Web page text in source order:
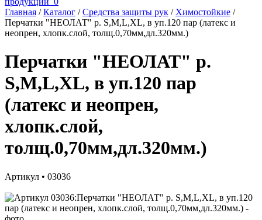
Главная / Каталог / Средства защиты рук / Химостойкие /
Перчатки "НЕОЛАТ" р. S,M,L,XL, в уп.120 пар (латекс и
неопрен, хлопк.слой, толщ.0,70мм,дл.320мм.)
Перчатки "НЕОЛАТ" р.
S,M,L,XL, в уп.120 пар
(латекс и неопрен,
хлопк.слой,
толщ.0,70мм,дл.320мм.)
Артикул • 03036